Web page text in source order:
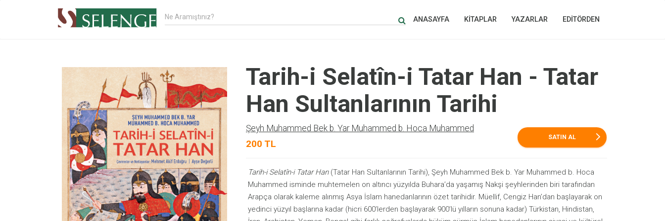
ANASAYFA KİTAPLAR YAZARLAR EDİTÖRDEN
Tarih-i Selatîn-i Tatar Han - Tatar
Han Sultanlarının Tarihi
Şeyh Muhammed Bek b. Yar Muhammed b. Hoca Muhammed
200 TL
SATIN AL arrow_forward_ios
Tarih-i Selatîn-i Tatar Han(Tatar Han Sultanlarının Tarihi), Şeyh Muhammed Bek b. Yar Muhammed b. Hoca
Muhammed isminde muhtemelen on altıncı yüzyılda Buhara’da yaşamış Nakşi şeyhlerinden biri tarafından
Arapça olarak kaleme alınmış Asya İslam hanedanlarının özet tarihidir. Müellif, Cengiz Han’dan başlayarak on
yedinci yüzyıl başlarına kadar (hicri 600’lerden başlayarak 900’lü yılların sonuna kadar) Türkistan, Hindistan,